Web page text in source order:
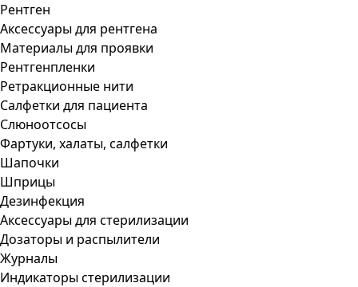
Рентген
Аксессуары для рентгена
Материалы для проявки
Рентгенпленки
Ретракционные нити
Салфетки для пациента
Слюноотсосы
Фартуки, халаты, салфетки
Шапочки
Шприцы
Дезинфекция
Аксессуары для стерилизации
Дозаторы и распылители
Журналы
Индикаторы стерилизации